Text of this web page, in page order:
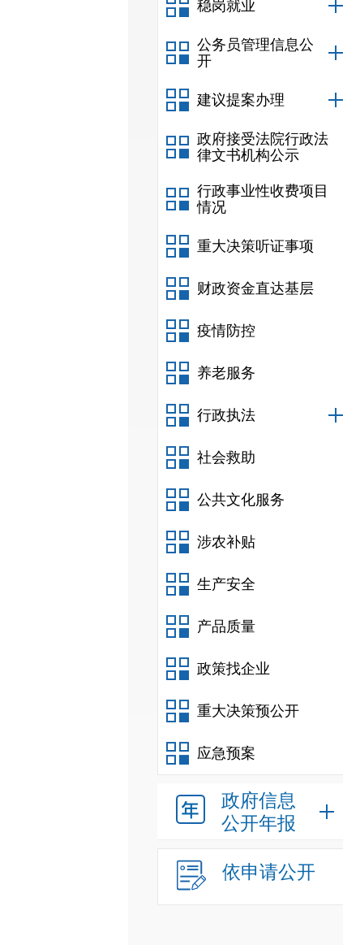
稳岗就业
公务员管理信息公
开
建议提案办理
政府接受法院行政法
律文书机构公示
行政事业性收费项目
情况
重大决策听证事项
财政资金直达基层
疫情防控
养老服务
行政执法
社会救助
公共文化服务
涉农补贴
生产安全
产品质量
政策找企业
重大决策预公开
应急预案
政府信息
公开年报
依申请公开